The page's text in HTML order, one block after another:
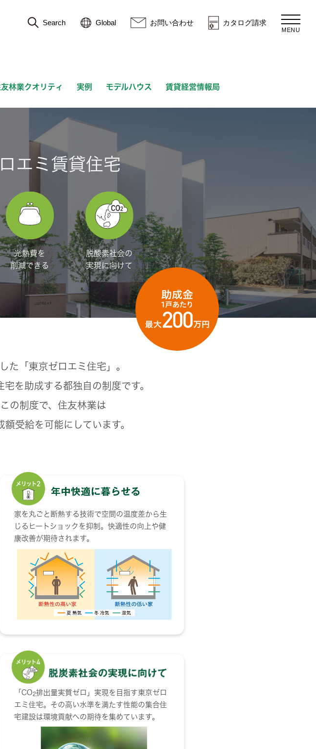
Search Global お問い合わせ カタログ請求
MENU
林業クオリティ 実例 モデルハウス 賃貸経営情報局
エミ賃貸住宅
光熱費を
削減できる
脱酸素社会の
実現に向けて
た 「東京ゼロエミ住宅」。
宅を助成する都独自の制度です。
の制度で、 住友林業は
額受給を可能にしています。
家を丸ごと断熱する技術で空間の温度差から生
じるヒートショックを抑制。快適性の向上や健
康改善が期待されます。
「CO2排出量実質ゼロ」実現を目指す東京ゼロ
エミ住宅。その高い水準を満たす性能の集合住
宅建設は環境貢献への期待を集めています。